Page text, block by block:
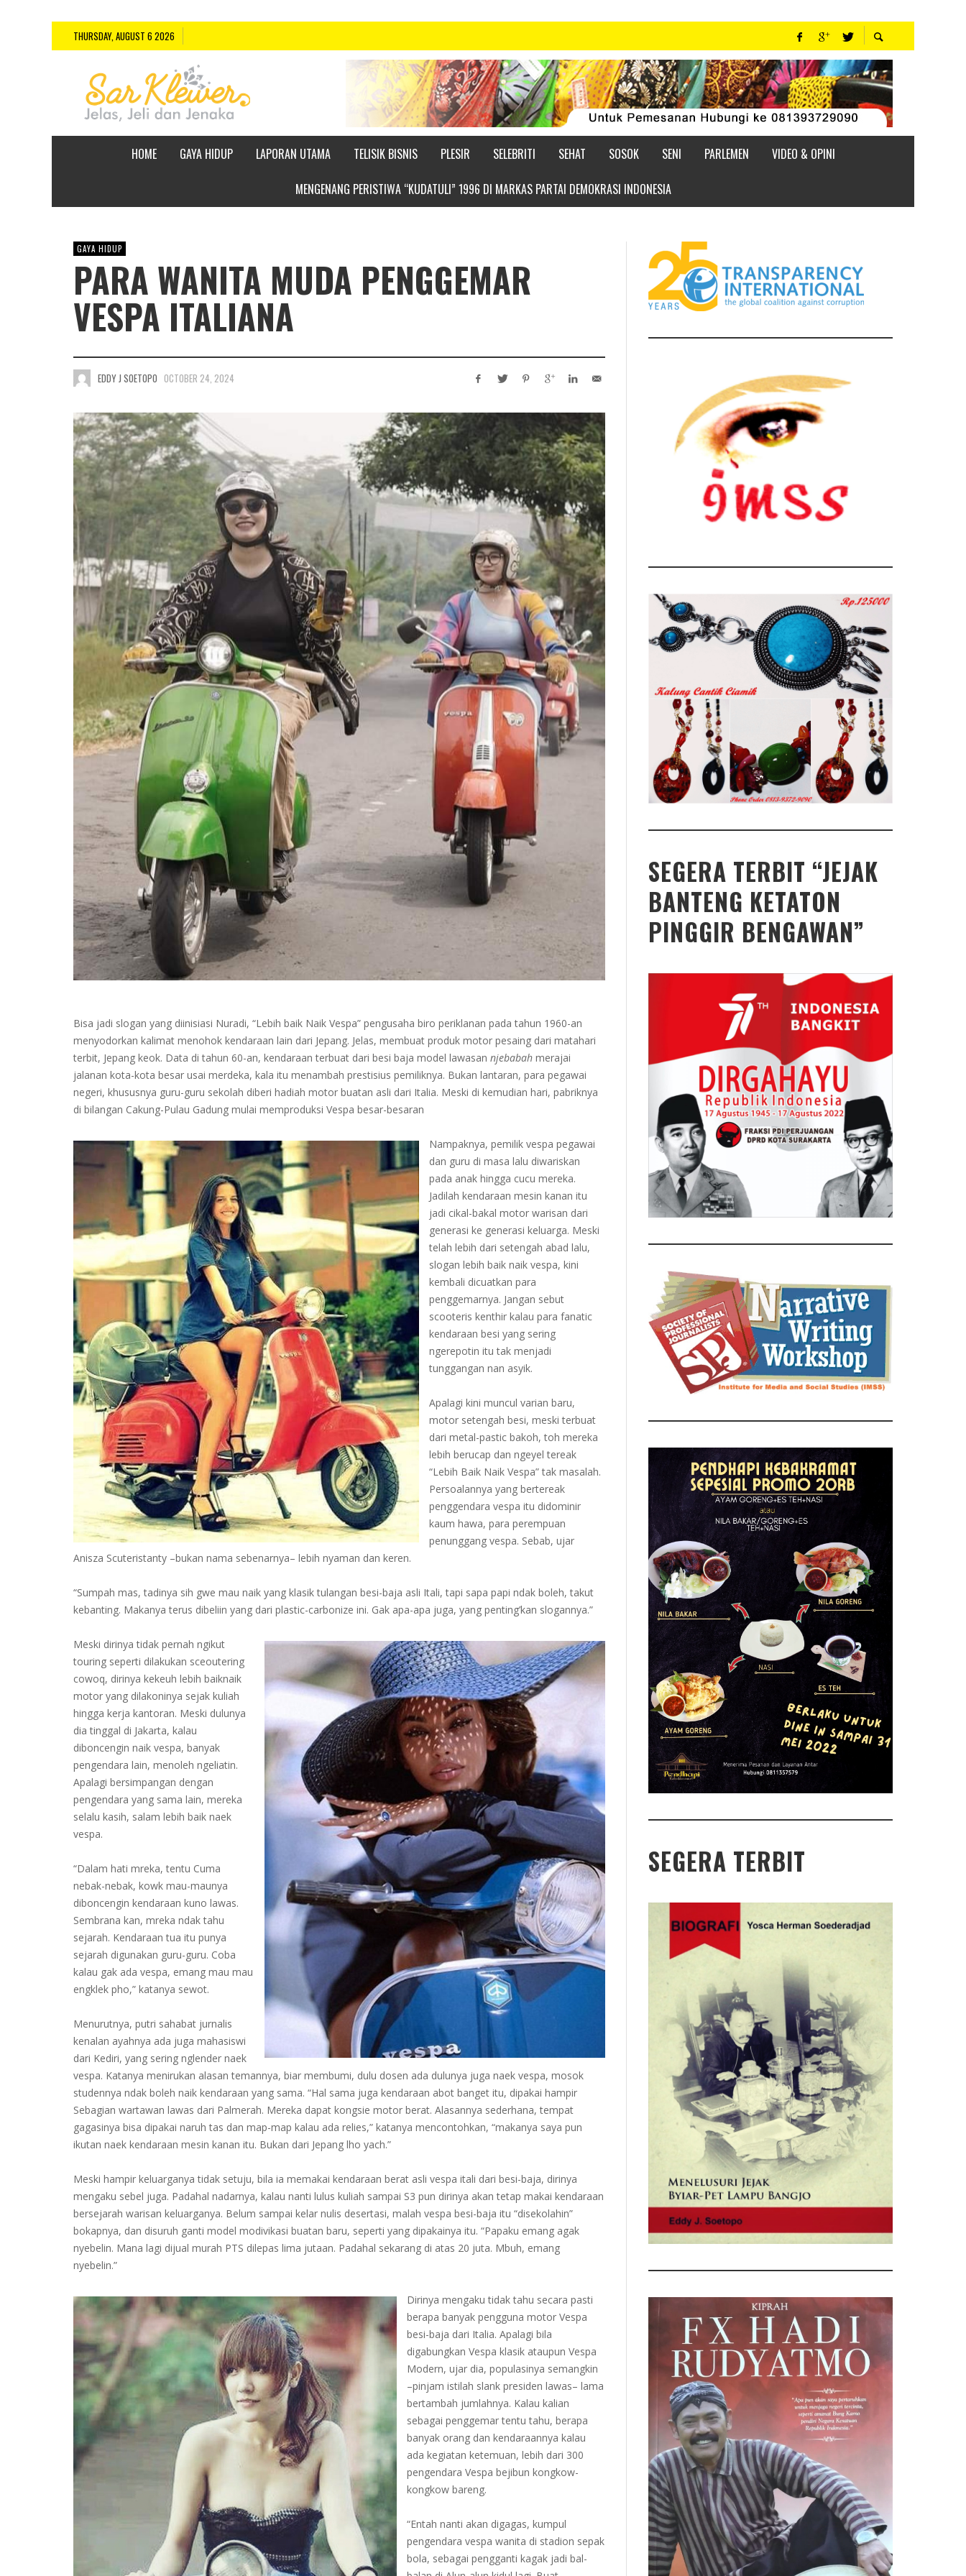
THURSDAY, AUGUST 6 2026
HOME GAYA HIDUP LAPORAN UTAMA TELISIK BISNIS PLESIR SELEBRITI SEHAT SOSOK SENI PARLEMEN VIDEO & OPINI
MENGENANG PERISTIWA “KUDATULI” 1996 DI MARKAS PARTAI DEMOKRASI INDONESIA
GAYA HIDUP
PARA WANITA MUDA PENGGEMAR
VESPA ITALIANA
EDDY J SOETOPO OCTOBER 24, 2024
Bisa jadi slogan yang diinisiasi Nuradi, “Lebih baik Naik Vespa” pengusaha biro periklanan pada tahun 1960-an
menyodorkan kalimat menohok kendaraan lain dari Jepang. Jelas, membuat produk motor pesaing dari matahari
terbit, Jepang keok. Data di tahun 60-an, kendaraan terbuat dari besi baja model lawasan njebabah merajai
jalanan kota-kota besar usai merdeka, kala itu menambah prestisius pemiliknya. Bukan lantaran, para pegawai
negeri, khususnya guru-guru sekolah diberi hadiah motor buatan asli dari Italia. Meski di kemudian hari, pabriknya
di bilangan Cakung-Pulau Gadung mulai memproduksi Vespa besar-besaran
Nampaknya, pemilik vespa pegawai
dan guru di masa lalu diwariskan
pada anak hingga cucu mereka.
Jadilah kendaraan mesin kanan itu
jadi cikal-bakal motor warisan dari
generasi ke generasi keluarga. Meski
telah lebih dari setengah abad lalu,
slogan lebih baik naik vespa, kini
kembali dicuatkan para
penggemarnya. Jangan sebut
scooteris kenthir kalau para fanatic
kendaraan besi yang sering
ngerepotin itu tak menjadi
tunggangan nan asyik.
Apalagi kini muncul varian baru,
motor setengah besi, meski terbuat
dari metal-pastic bakoh, toh mereka
lebih berucap dan ngeyel tereak
“Lebih Baik Naik Vespa” tak masalah.
Persoalannya yang bertereak
penggendara vespa itu didominir
kaum hawa, para perempuan
penunggang vespa. Sebab, ujar
Anisza Scuteristanty –bukan nama sebenarnya– lebih nyaman dan keren.
“Sumpah mas, tadinya sih gwe mau naik yang klasik tulangan besi-baja asli Itali, tapi sapa papi ndak boleh, takut
kebanting. Makanya terus dibeliin yang dari plastic-carbonize ini. Gak apa-apa juga, yang penting’kan slogannya.”
Meski dirinya tidak pernah ngikut
touring seperti dilakukan sceoutering
cowoq, dirinya kekeuh lebih baiknaik
motor yang dilakoninya sejak kuliah
hingga kerja kantoran. Meski dulunya
dia tinggal di Jakarta, kalau
diboncengin naik vespa, banyak
pengendara lain, menoleh ngeliatin.
Apalagi bersimpangan dengan
pengendara yang sama lain, mereka
selalu kasih, salam lebih baik naek
vespa.
“Dalam hati mreka, tentu Cuma
nebak-nebak, kowk mau-maunya
diboncengin kendaraan kuno lawas.
Sembrana kan, mreka ndak tahu
sejarah. Kendaraan tua itu punya
sejarah digunakan guru-guru. Coba
kalau gak ada vespa, emang mau mau
engklek pho,” katanya sewot.
Menurutnya, putri sahabat jurnalis
kenalan ayahnya ada juga mahasiswi
dari Kediri, yang sering nglender naek
vespa. Katanya menirukan alasan temannya, biar membumi, dulu dosen ada dulunya juga naek vespa, mosok
studennya ndak boleh naik kendaraan yang sama. “Hal sama juga kendaraan abot banget itu, dipakai hampir
Sebagian wartawan lawas dari Palmerah. Mereka dapat kongsie motor berat. Alasannya sederhana, tempat
gagasinya bisa dipakai naruh tas dan map-map kalau ada relies,” katanya mencontohkan, “makanya saya pun
ikutan naek kendaraan mesin kanan itu. Bukan dari Jepang lho yach.”
Meski hampir keluarganya tidak setuju, bila ia memakai kendaraan berat asli vespa itali dari besi-baja, dirinya
mengaku sebel juga. Padahal nadarnya, kalau nanti lulus kuliah sampai S3 pun dirinya akan tetap makai kendaraan
bersejarah warisan keluarganya. Belum sampai kelar nulis desertasi, malah vespa besi-baja itu “disekolahin”
bokapnya, dan disuruh ganti model modivikasi buatan baru, seperti yang dipakainya itu. “Papaku emang agak
nyebelin. Mana lagi dijual murah PTS dilepas lima jutaan. Padahal sekarang di atas 20 juta. Mbuh, emang
nyebelin.”
Dirinya mengaku tidak tahu secara pasti
berapa banyak pengguna motor Vespa
besi-baja dari Italia. Apalagi bila
digabungkan Vespa klasik ataupun Vespa
Modern, ujar dia, populasinya semangkin
–pinjam istilah slank presiden lawas– lama
bertambah jumlahnya. Kalau kalian
sebagai penggemar tentu tahu, berapa
banyak orang dan kendaraannya kalau
ada kegiatan ketemuan, lebih dari 300
pengendara Vespa bejibun kongkow-
kongkow bareng.
“Entah nanti akan digagas, kumpul
pengendara vespa wanita di stadion sepak
bola, sebagai pengganti kagak jadi bal-
SEGERA TERBIT “JEJAK
BANTENG KETATON
PINGGIR BENGAWAN”
SEGERA TERBIT